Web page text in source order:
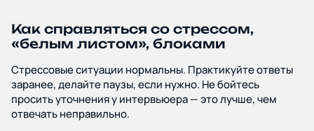
Как справляться со стрессом,
«белым листом», блоками
Стрессовые ситуации нормальны. Практикуйте ответы
заранее, делайте паузы, если нужно. Не бойтесь
просить уточнения у интервьюера — это лучше, чем
отвечать неправильно.